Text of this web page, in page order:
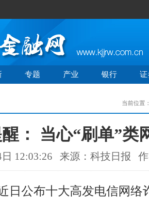
专题 产业 银行 证
当前位置
： 当心“刷单”类
12:03:26 来源：科技日报
公布十大高发电信网络